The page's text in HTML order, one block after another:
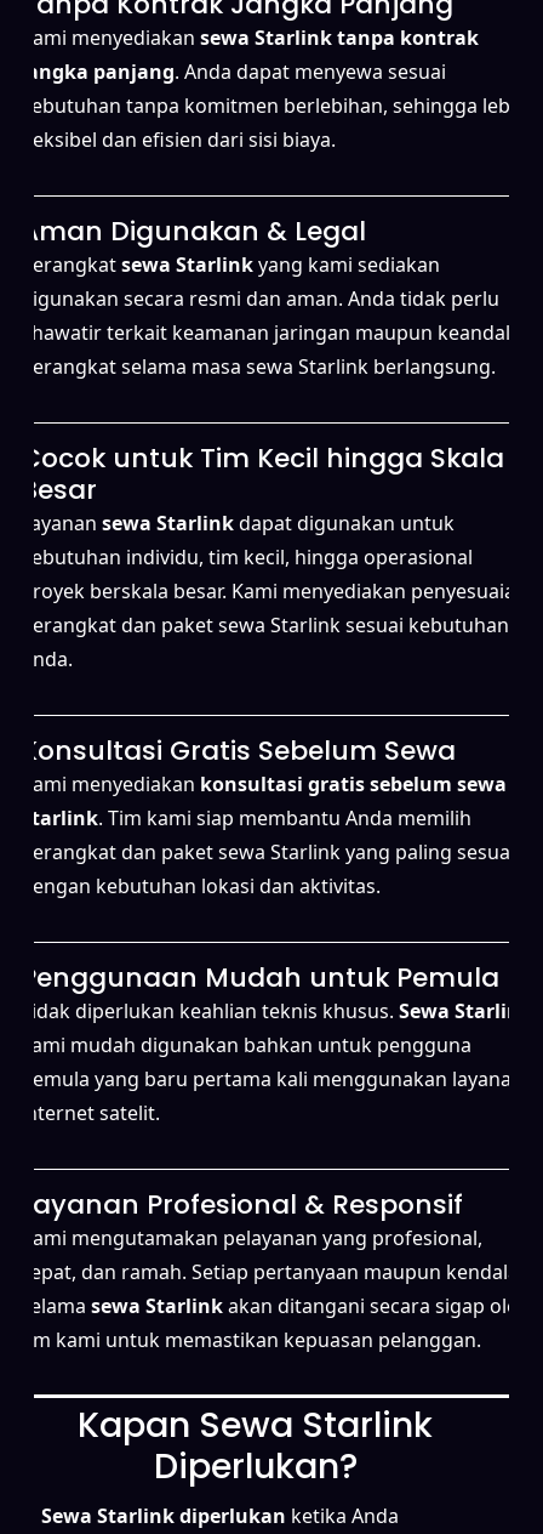
Kami menyediakansewa Starlink tanpa kontrak
jangka panjang. Anda dapat menyewa sesuai
kebutuhan tanpa komitmen berlebihan, sehingga lebih
fleksibel dan efisien dari sisi biaya.
Aman Digunakan & Legal
Perangkatsewa Starlinkyang kami sediakan
digunakan secara resmi dan aman. Anda tidak perlu
khawatir terkait keamanan jaringan maupun keandalan
perangkat selama masa sewa Starlink berlangsung.
Cocok untuk Tim Kecil hingga Skala
Besar
Layanansewa Starlinkdapat digunakan untuk
kebutuhan individu, tim kecil, hingga operasional
proyek berskala besar. Kami menyediakan penyesuaian
perangkat dan paket sewa Starlink sesuai kebutuhan
Anda.
Konsultasi Gratis Sebelum Sewa
Kami menyediakan konsultasi gratis sebelum sewa
Starlink. Tim kami siap membantu Anda memilih
perangkat dan paket sewa Starlink yang paling sesuai
dengan kebutuhan lokasi dan aktivitas.
Penggunaan Mudah untuk Pemula
Tidak diperlukan keahlian teknis khusus.Sewa Starlink
kami mudah digunakan bahkan untuk pengguna
pemula yang baru pertama kali menggunakan layanan
internet satelit.
Layanan Profesional & Responsif
Kami mengutamakan pelayanan yang profesional,
cepat, dan ramah. Setiap pertanyaan maupun kendala
selamasewa Starlinkakan ditangani secara sigap oleh
tim kami untuk memastikan kepuasan pelanggan.
Kapan Sewa Starlink
Diperlukan?
Sewa Starlink diperlukan ketika Anda